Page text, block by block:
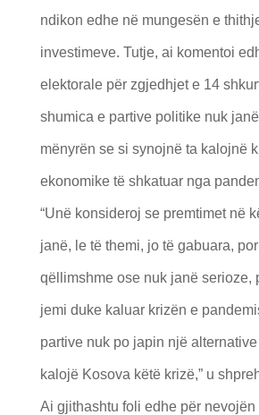
ndikon edhe në mungesën e
investimeve. Tutje, ai komentoi
elektorale për zgjedhjet e 14
shumica e partive politike nuk
mënyrën se si synojnë ta kalojnë
ekonomike të shkatuar nga
“Unë konsideroj se premtimet në
janë, le të themi, jo të gabuara,
qëllimshme ose nuk janë serioze,
jemi duke kaluar krizën e
partive nuk po japin një
kalojë Kosova këtë krizë,” u
Ai gjithashtu foli edhe për nevojën